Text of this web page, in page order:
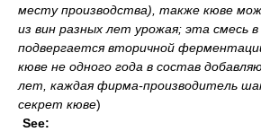
месту производства), также кюве
из вин разных лет урожая; эта смесь
подвергается вторичной
кюве не одного года в состав
лет, каждая фирма-производитель
секрет кюве)
See: